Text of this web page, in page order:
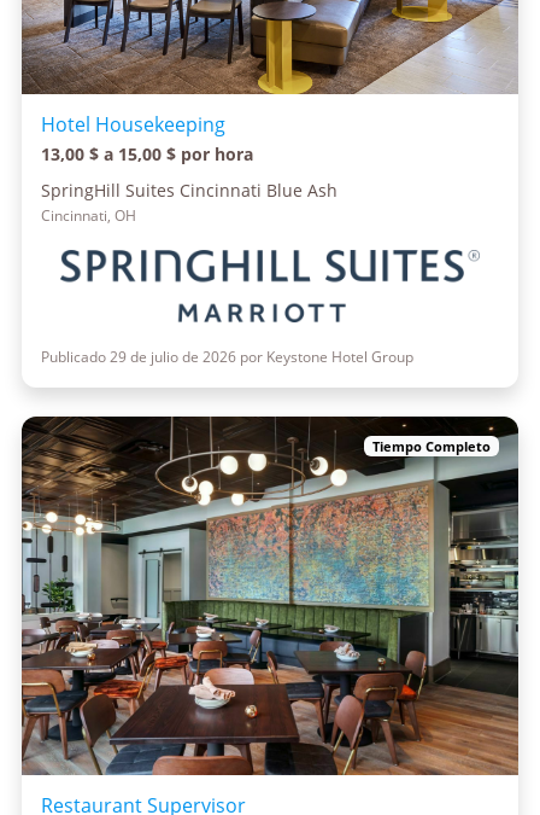
Hotel Housekeeping
13,00 $ a 15,00 $ por hora
SpringHill Suites Cincinnati Blue Ash
Cincinnati, OH
Publicado 29 de julio de 2026 por Keystone Hotel Group
Tiempo Completo
Restaurant Supervisor